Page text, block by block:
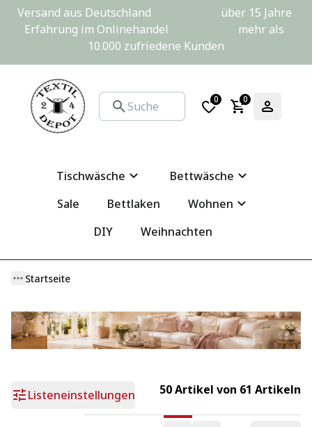
Versand aus Deutschland                         über 15 Jahre
Erfahrung im Onlinehandel                         mehr als
10.000 zufriedene Kunden
0 0
Tischwäsche
Bettwäsche
Sale
Bettlaken
Wohnen
DIY
Weihnachten
Startseite
Listeneinstellungen 50 Artikel von 61 Artikeln